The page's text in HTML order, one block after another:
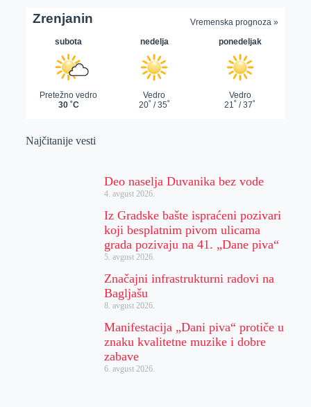
Najčitanije vesti
Deo naselja Duvanika bez vode
4. avgust 2026.
Iz Gradske bašte ispraćeni pozivari
koji besplatnim pivom ulicama
grada pozivaju na 41. „Dane piva“
5. avgust 2026.
Značajni infrastrukturni radovi na
Bagljašu
8. avgust 2026.
Manifestacija „Dani piva“ protiče u
znaku kvalitetne muzike i dobre
zabave
6. avgust 2026.